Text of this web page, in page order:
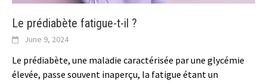
Le prédiabète fatigue-t-il ?
June 9, 2024
Le prédiabète, une maladie caractérisée par une glycémie
élevée, passe souvent inaperçu, la fatigue étant un